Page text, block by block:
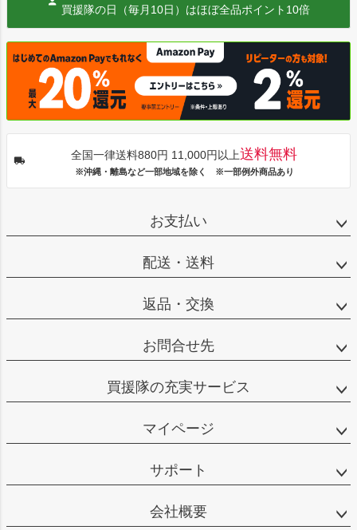
買援隊の日（毎月10日）はほぼ全品ポイント10倍
全国一律送料880円 11,000円以上送料無料
※沖縄・離島など一部地域を除く ※一部例外商品あり
お支払い
配送・送料
返品・交換
お問合せ先
買援隊の充実サービス
マイページ
サポート
会社概要